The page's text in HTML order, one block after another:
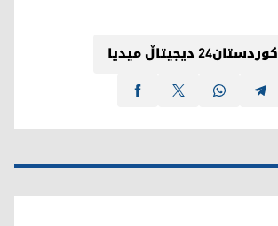
کوردستان24 دیجیتاڵ میدیا